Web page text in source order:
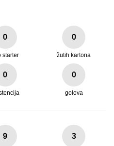
0
starter
0
žutih kartona
0 0
golova
9 3